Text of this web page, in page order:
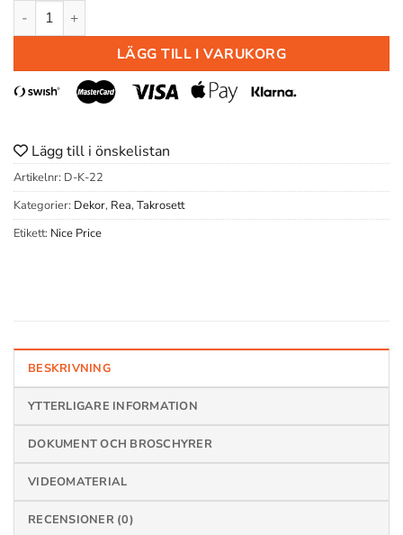
TAKROSETT K-22 EPS 650MM mängd
LÄGG TILL I VARUKORG
Lägg till i önskelistan
Artikelnr: D-K-22
Kategorier: Dekor, Rea, Takrosett
Etikett: Nice Price
BESKRIVNING
YTTERLIGARE INFORMATION
DOKUMENT OCH BROSCHYRER
VIDEOMATERIAL
RECENSIONER (0)